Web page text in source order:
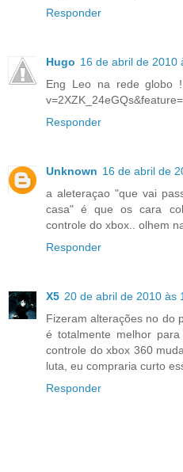
Responder
Hugo 16 de abril de 2010
Eng Leo na rede globo !
Responder
Unknown 16 de abril de
a aleteraçao "que vai
casa" é que os cara
controle do xbox.. olhem
Responder
X5 20 de abril de 2010 às
Fizeram alterações no do
é totalmente melhor
controle do xbox 360
luta, eu compraria curto
Responder